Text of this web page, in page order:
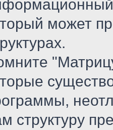
может
структуру